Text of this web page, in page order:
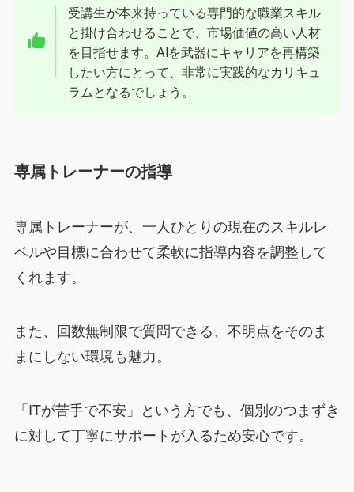
受講生が本来持っている専門的な職業スキル
と掛け合わせることで、市場価値の高い人材
を目指せます。AIを武器にキャリアを再構築
したい方にとって、非常に実践的なカリキュ
ラムとなるでしょう。
専属トレーナーの指導
専属トレーナーが、一人ひとりの現在のスキルレ
ベルや目標に合わせて柔軟に指導内容を調整して
くれます。
また、回数無制限で質問できる、不明点をそのま
まにしない環境も魅力。
「ITが苦手で不安」という方でも、個別のつまずき
に対して丁寧にサポートが入るため安心です。